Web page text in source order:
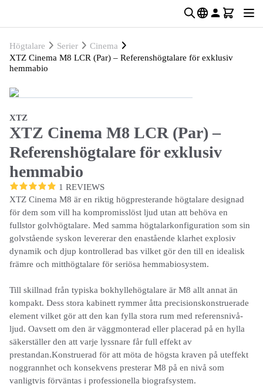
Högtalare Serier
Cinema
XTZ Cinema M8 LCR (Par) – Referenshögtalare för exklusiv
hemmabio
XTZ
XTZ Cinema M8 LCR (Par) –
Referenshögtalare för exklusiv
hemmabio
1 REVIEWS
XTZ Cinema M8 är en riktig högpresterande högtalare designad
för dem som vill ha kompromisslöst ljud utan att behöva en
fullstor golvhögtalare. Med samma högtalarkonfiguration som sin
golvstående syskon levererar den enastående klarhet explosiv
dynamik och djup kontrollerad bas vilket gör den till en idealisk
främre och mitthögtalare för seriösa hemmabiosystem.
Till skillnad från typiska bokhyllehögtalare är M8 allt annat än
kompakt. Dess stora kabinett rymmer åtta precisionskonstruerade
element vilket gör att den kan fylla stora rum med referensnivå-
ljud. Oavsett om den är väggmonterad eller placerad på en hylla
säkerställer den att varje lyssnare får full effekt av
prestandan.Konstruerad för att möta de högsta kraven på uteffekt
noggrannhet och konsekvens presterar M8 på en nivå som
vanligtvis förväntas i professionella biografsystem.